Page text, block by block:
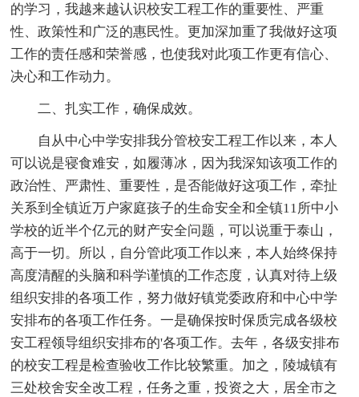
的学习，我越来越认识校安工程工作的重要性、严重
性、政策性和广泛的惠民性。更加深加重了我做好这项
工作的责任感和荣誉感，也使我对此项工作更有信心、
决心和工作动力。
二、扎实工作，确保成效。
自从中心中学安排我分管校安工程工作以来，本人
可以说是寝食难安，如履薄冰，因为我深知该项工作的
政治性、严肃性、重要性，是否能做好这项工作，牵扯
关系到全镇近万户家庭孩子的生命安全和全镇11所中小
学校的近半个亿元的财产安全问题，可以说重于泰山，
高于一切。所以，自分管此项工作以来，本人始终保持
高度清醒的头脑和科学谨慎的工作态度，认真对待上级
组织安排的各项工作，努力做好镇党委政府和中心中学
安排布的各项工作任务。一是确保按时保质完成各级校
安工程领导组织安排布的'各项工作。去年，各级安排布
的校安工程是检查验收工作比较繁重。加之，陵城镇有
三处校舍安全改工程，任务之重，投资之大，居全市之